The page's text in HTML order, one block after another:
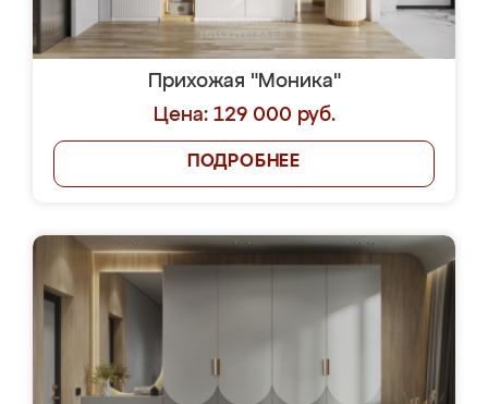
Прихожая "Моника"
Цена: 129 000 руб.
ПОДРОБНЕЕ